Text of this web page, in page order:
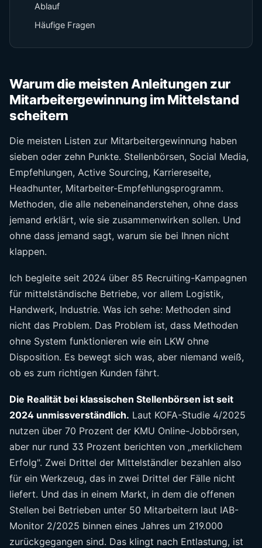
Ablauf
Häufige Fragen
Warum die meisten Anleitungen zur
Mitarbeitergewinnung im Mittelstand
scheitern
Die meisten Listen zur Mitarbeitergewinnung haben
sieben oder zehn Punkte. Stellenbörsen, Social Media,
Empfehlungen, Active Sourcing, Karriereseite,
Headhunter, Mitarbeiter-Empfehlungsprogramm.
Methoden, die alle nebeneinanderstehen, ohne dass
jemand erklärt, wie sie zusammenwirken sollen. Und
ohne dass jemand sagt, warum sie bei Ihnen nicht
klappen.
Ich begleite seit 2024 über 85 Recruiting-Kampagnen
für mittelständische Betriebe, vor allem Logistik,
Handwerk, Industrie. Was ich sehe: Methoden sind
nicht das Problem. Das Problem ist, dass Methoden
ohne System funktionieren wie ein LKW ohne
Disposition. Es bewegt sich was, aber niemand weiß,
ob es zum richtigen Kunden fährt.
Die Realität bei klassischen Stellenbörsen ist seit
2024 unmissverständlich. Laut KOFA-Studie 4/2025
nutzen über 70 Prozent der KMU Online-Jobbörsen,
aber nur rund 33 Prozent berichten von „merklichem
Erfolg". Zwei Drittel der Mittelständler bezahlen also
für ein Werkzeug, das in zwei Drittel der Fälle nicht
liefert. Und das in einem Markt, in dem die offenen
Stellen bei Betrieben unter 50 Mitarbeitern laut IAB-
Monitor 2/2025 binnen eines Jahres um 219.000
zurückgegangen sind. Das klingt nach Entlastung, ist